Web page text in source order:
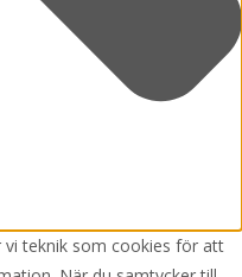
vi teknik som cookies för att